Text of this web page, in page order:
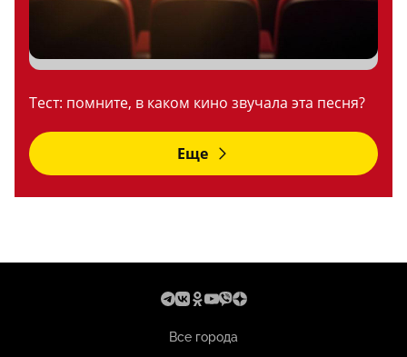
Тест: помните, в каком кино звучала эта песня?
Еще
Все города